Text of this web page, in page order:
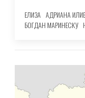
ЕЛИЗА АДРИАНА
БОГДАН МАРИНЕСКУ